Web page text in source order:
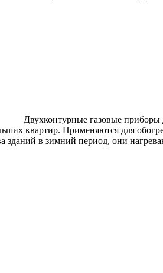
Двухконтурные газовые
квартир. Применяются для
зданий в зимний период, они